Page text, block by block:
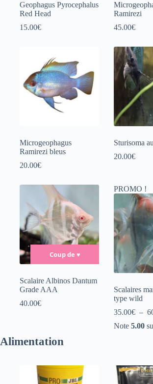
Geophagus Pyrocephalus
Red Head
15.00€
Ramirezi
45.00€
Microgeophagus
Ramirezi bleus
20.00€
Sturisoma
20.00€
Coup de ♥
Scalaire Albinos Dantum
Grade AAA
40.00€
PROMO !
Scalaires
type wild
35.00€ –
Note5.00
Alimentation